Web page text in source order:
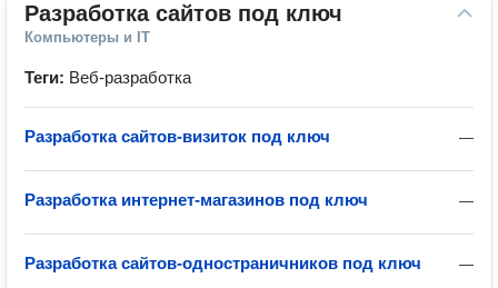
Разработка сайтов под ключ
Компьютеры и IT
Теги: Веб-разработка
—
Разработка сайтов-визиток под ключ
—
Разработка интернет-магазинов под ключ
—
Разработка сайтов-одностраничников под ключ